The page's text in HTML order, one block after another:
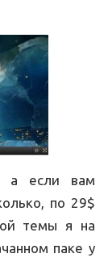
а если вам
по 29$
темы я на
паке у